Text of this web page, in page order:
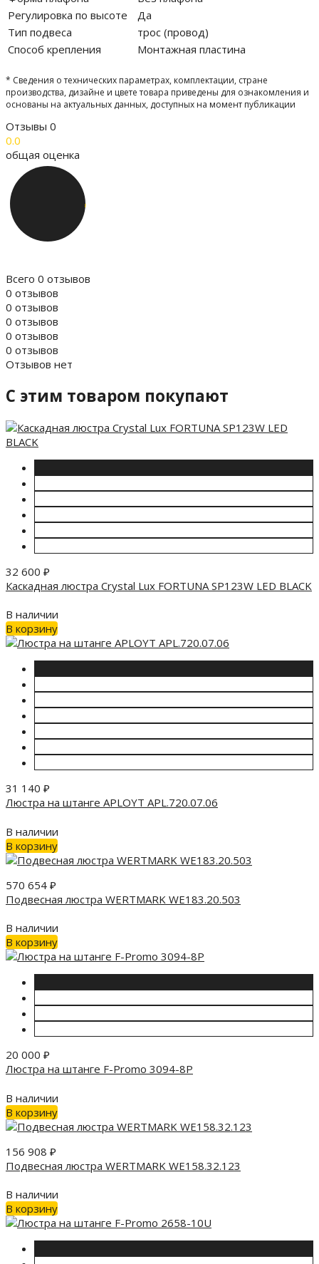
Регулировка по высоте
Да
Тип подвеса
трос (провод)
Способ крепления
Монтажная пластина
* Сведения о технических параметрах, комплектации, стране
производства, дизайне и цвете товара приведены для ознакомления и
основаны на актуальных данных, доступных на момент публикации
Отзывы 0
0.0
общая оценка
Всего 0 отзывов
0 отзывов
0 отзывов
0 отзывов
0 отзывов
0 отзывов
Отзывов нет
C этим товаром покупают
32 600 ₽
Каскадная люстра Crystal Lux FORTUNA SP123W LED BLACK
В наличии
В корзину
31 140 ₽
Люстра на штанге APLOYT APL.720.07.06
В наличии
В корзину
570 654 ₽
Подвесная люстра WERTMARK WE183.20.503
В наличии
В корзину
20 000 ₽
Люстра на штанге F-Promo 3094-8P
В наличии
В корзину
156 908 ₽
Подвесная люстра WERTMARK WE158.32.123
В наличии
В корзину